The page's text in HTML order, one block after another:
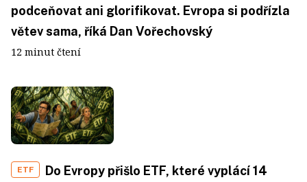
podceňovat ani glorifikovat. Evropa si podřízla
větev sama, říká Dan Vořechovský
12 minut čtení
ETF
Do Evropy přišlo ETF, které vyplácí 14